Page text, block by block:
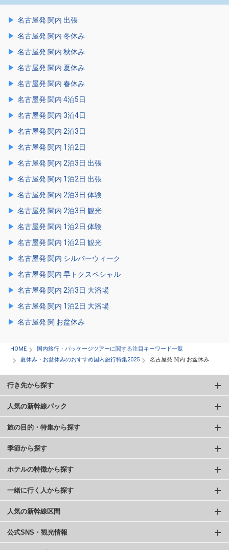
名古屋発 関内 出張
名古屋発 関内 冬休み
名古屋発 関内 秋休み
名古屋発 関内 夏休み
名古屋発 関内 春休み
名古屋発 関内 4泊5日
名古屋発 関内 3泊4日
名古屋発 関内 2泊3日
名古屋発 関内 1泊2日
名古屋発 関内 2泊3日 出張
名古屋発 関内 1泊2日 出張
名古屋発 関内 2泊3日 体験
名古屋発 関内 2泊3日 観光
名古屋発 関内 1泊2日 体験
名古屋発 関内 1泊2日 観光
名古屋発 関内 シルバーウィーク
名古屋発 関内 早トクスペシャル
名古屋発 関内 2泊3日 大浴場
名古屋発 関内 1泊2日 大浴場
名古屋発 関 お盆休み
HOME
国内旅行・パッケージツアーに関する注目キーワード一覧
夏休み・お盆休みのおすすめ国内旅行特集2025
名古屋発 関内 お盆休み
行き先から探す
人気の新幹線パック
旅の目的・特集から探す
季節から探す
ホテルの特徴から探す
一緒に行く人から探す
人気の新幹線区間
公式SNS・観光情報